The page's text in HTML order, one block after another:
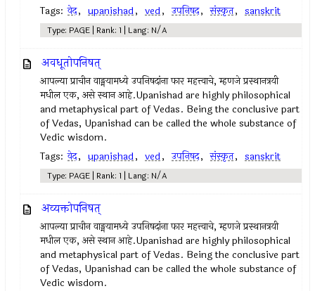
Tags: वेद, upanishad, ved, उपनिषद‌, संस्कृत, sanskrit
Type: PAGE | Rank: 1 | Lang: N/A
अवधूतोपनिषत्
आपल्या प्राचीन वाङ्मयामध्ये उपनिषदांना फार महत्त्वाचे, म्हणजे प्रस्थानत्रयी
मधील एक, असे स्थान आहे.Upanishad are highly philosophical
and metaphysical part of Vedas. Being the conclusive part
of Vedas, Upanishad can be called the whole substance of
Vedic wisdom.
Tags: वेद, upanishad, ved, उपनिषद‌, संस्कृत, sanskrit
Type: PAGE | Rank: 1 | Lang: N/A
अव्यक्तोपनिषत्
आपल्या प्राचीन वाङ्मयामध्ये उपनिषदांना फार महत्त्वाचे, म्हणजे प्रस्थानत्रयी
मधील एक, असे स्थान आहे.Upanishad are highly philosophical
and metaphysical part of Vedas. Being the conclusive part
of Vedas, Upanishad can be called the whole substance of
Vedic wisdom.